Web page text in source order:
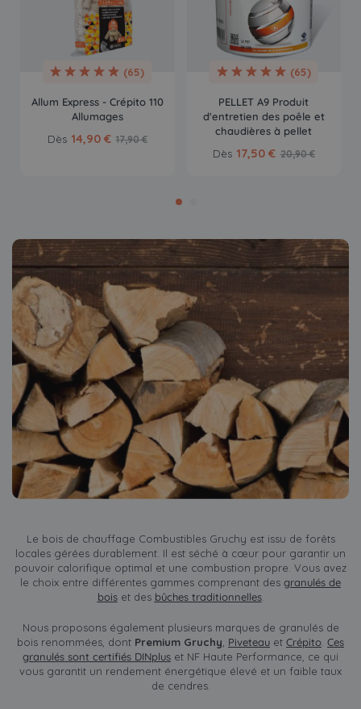
(65)
Allum Express - Crépito 110
Allumages
Dès 14,90 € 17,90 €
(65)
PELLET A9 Produit
d'entretien des poêle et
chaudières à pellet
Dès 17,50 € 20,90 €
Le bois de chauffage Combustibles Gruchy est issu de forêts
locales gérées durablement. Il est séché à cœur pour garantir un
pouvoir calorifique optimal et une combustion propre. Vous avez
le choix entre différentes gammes comprenant des granulés de
boiset des bûches traditionnelles.
Nous proposons également plusieurs marques de granulés de
bois renommées, dont Premium Gruchy, Piveteau et Crépito. Ces
granulés sont certifiés DINplus et NF Haute Performance, ce qui
vous garantit un rendement énergétique élevé et un faible taux
de cendres.